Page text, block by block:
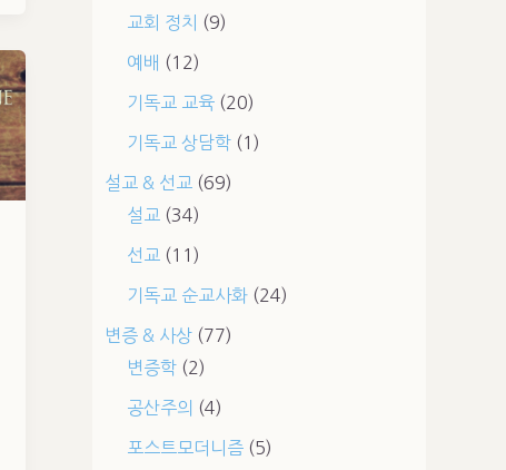
교회 정치
(9)
예배 (12)
기독교 교육(20)
기독교 상담학(1)
설교 & 선교 (69)
설교 (34)
선교 (11)
기독교 순교사화(24)
변증 & 사상(77)
변증학(2)
공산주의 (4)
포스트모더니즘(5)